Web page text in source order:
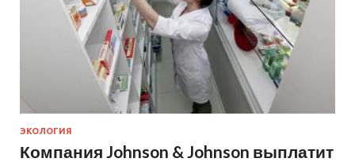
ЭКОЛОГИЯ
Компания Johnson & Johnson выплатит